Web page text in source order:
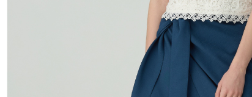
動。
免運費
海外配送